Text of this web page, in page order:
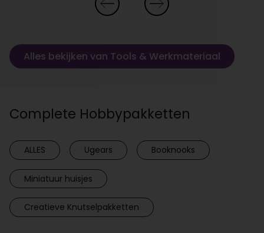
Alles bekijken van Tools & Werkmateriaal
Complete Hobbypakketten
ALLES Ugears Booknooks
Miniatuur huisjes
Creatieve Knutselpakketten